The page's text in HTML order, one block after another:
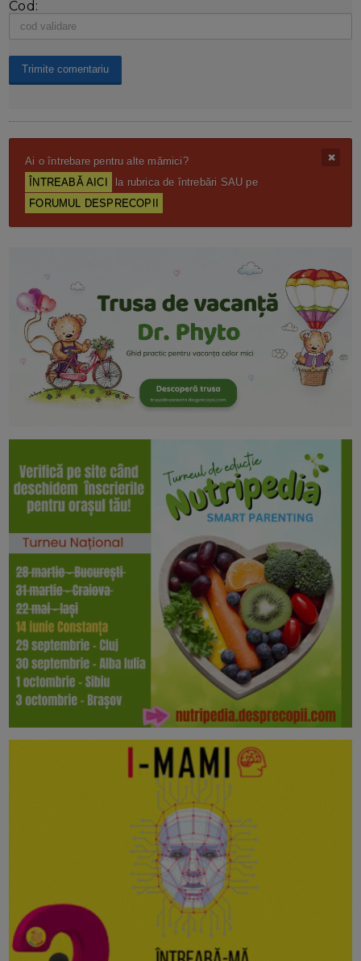
Cod:
Ai o întrebare pentru alte mămici?
ÎNTREABĂ AICI
la rubrica de întrebări SAU pe
FORUMUL DESPRECOPII